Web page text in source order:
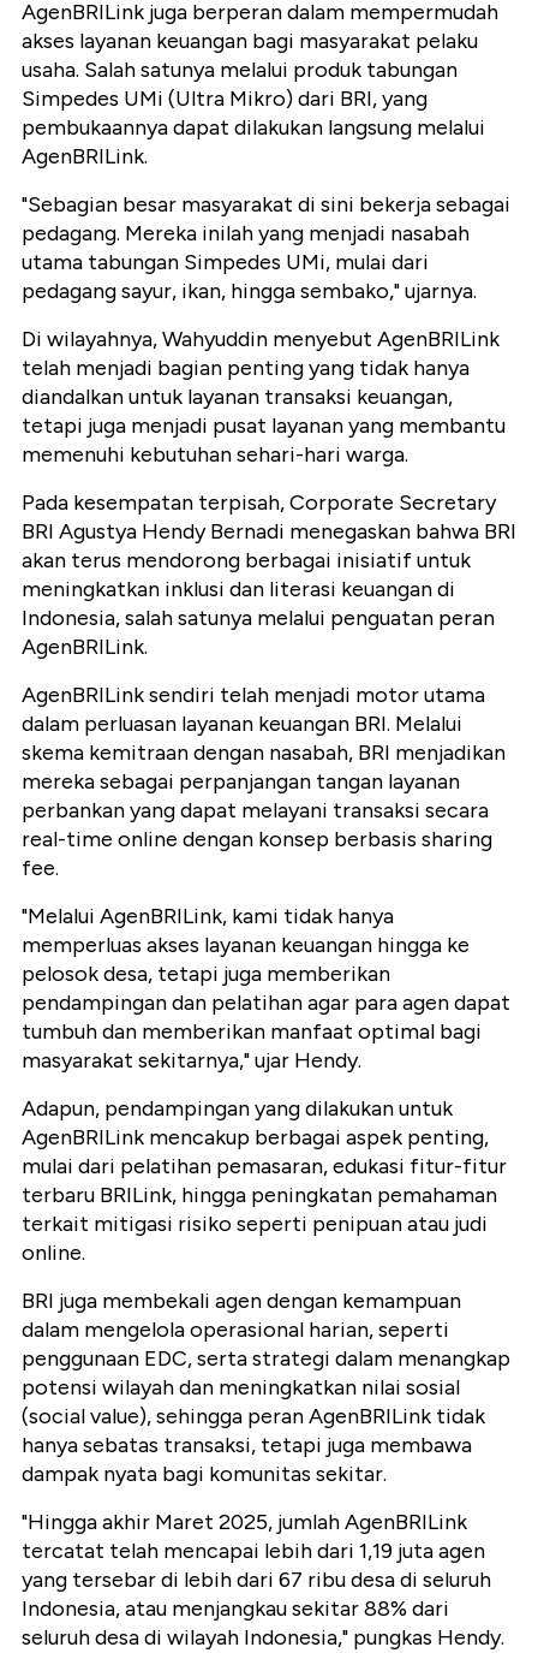
AgenBRILink juga berperan dalam mempermudah
akses layanan keuangan bagi masyarakat pelaku
usaha. Salah satunya melalui produk tabungan
Simpedes UMi (Ultra Mikro) dari BRI, yang
pembukaannya dapat dilakukan langsung melalui
AgenBRILink.
"Sebagian besar masyarakat di sini bekerja sebagai
pedagang. Mereka inilah yang menjadi nasabah
utama tabungan Simpedes UMi, mulai dari
pedagang sayur, ikan, hingga sembako," ujarnya.
Di wilayahnya, Wahyuddin menyebut AgenBRILink
telah menjadi bagian penting yang tidak hanya
diandalkan untuk layanan transaksi keuangan,
tetapi juga menjadi pusat layanan yang membantu
memenuhi kebutuhan sehari-hari warga.
Pada kesempatan terpisah,Corporate Secretary
BRI Agustya Hendy Bernadi menegaskan bahwa BRI
akan terus mendorong berbagai inisiatif untuk
meningkatkan inklusi dan literasi keuangan di
Indonesia, salah satunya melalui penguatan peran
AgenBRILink.
AgenBRILink sendiri telah menjadi motor utama
dalam perluasan layanan keuangan BRI. Melalui
skema kemitraan dengan nasabah, BRI menjadikan
mereka sebagai perpanjangan tangan layanan
perbankan yang dapat melayani transaksi secara
real-time online dengan konsep berbasis sharing
fee.
"Melalui AgenBRILink, kami tidak hanya
memperluas akses layanan keuangan hingga ke
pelosok desa, tetapi juga memberikan
pendampingan dan pelatihan agar para agen dapat
tumbuh dan memberikan manfaat optimal bagi
masyarakat sekitarnya," ujar Hendy.
Adapun, pendampingan yang dilakukan untuk
AgenBRILink mencakup berbagai aspek penting,
mulai dari pelatihan pemasaran, edukasi fitur-fitur
terbaru BRILink, hingga peningkatan pemahaman
terkait mitigasi risiko seperti penipuan atau judi
online.
BRI juga membekali agen dengan kemampuan
dalam mengelola operasional harian, seperti
penggunaan EDC, serta strategi dalam menangkap
potensi wilayah dan meningkatkan nilai sosial
(social value),sehingga peran AgenBRILink tidak
hanya sebatas transaksi, tetapi juga membawa
dampak nyata bagi komunitas sekitar.
"Hingga akhir Maret 2025, jumlah AgenBRILink
tercatat telah mencapai lebih dari 1,19 juta agen
yang tersebar di lebih dari 67 ribu desa di seluruh
Indonesia, atau menjangkau sekitar 88% dari
seluruh desa di wilayah Indonesia," pungkas Hendy.